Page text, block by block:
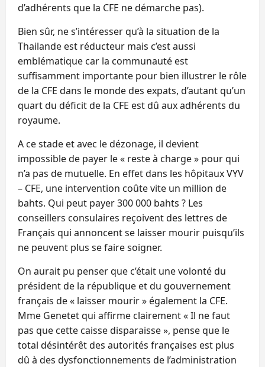
d’adhérents que la CFE ne démarche pas).
Bien sûr, ne s’intéresser qu’à la situation de la
Thailande est réducteur mais c’est aussi
emblématique car la communauté est
suffisamment importante pour bien illustrer le rôle
de la CFE dans le monde des expats, d’autant qu’un
quart du déficit de la CFE est dû aux adhérents du
royaume.
A ce stade et avec le dézonage, il devient
impossible de payer le « reste à charge » pour qui
n’a pas de mutuelle. En effet dans les hôpitaux VYV
– CFE, une intervention coûte vite un million de
bahts. Qui peut payer 300 000 bahts ? Les
conseillers consulaires reçoivent des lettres de
Français qui annoncent se laisser mourir puisqu’ils
ne peuvent plus se faire soigner.
On aurait pu penser que c’était une volonté du
président de la république et du gouvernement
français de « laisser mourir » également la CFE.
Mme Genetet qui affirme clairement « Il ne faut
pas que cette caisse disparaisse », pense que le
total désintérêt des autorités françaises est plus
dû à des dysfonctionnements de l’administration